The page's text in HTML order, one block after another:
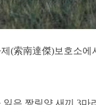
(索南達傑)보호소에
은 짱링양 새끼 3마